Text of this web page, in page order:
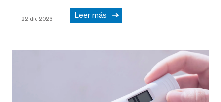
22 dic 2023 Leer más